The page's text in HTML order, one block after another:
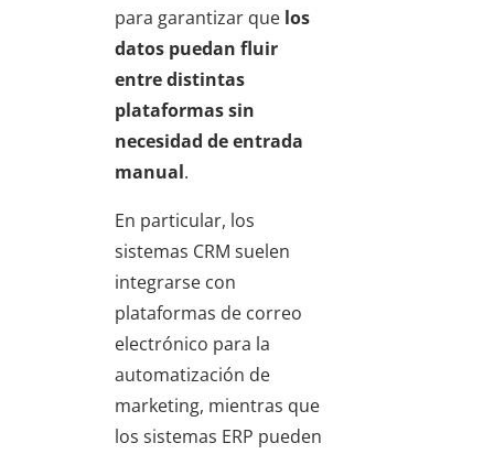
para garantizar que los
datos puedan fluir
entre distintas
plataformas sin
necesidad de entrada
manual.
En particular, los
sistemas CRM suelen
integrarse con
plataformas de correo
electrónico para la
automatización de
marketing, mientras que
los sistemas ERP pueden